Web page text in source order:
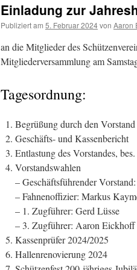
Einladung zur
Publiziert am 5. Februar 2024von Aaron
an die Mitglieder des
Mitgliederversammlung am
Tagesordnung:
Begrüßung durch den Vorstand
Geschäfts- und Kassenbericht
Entlastung des Vorstandes,
Vorstandswahlen
– Geschäftsführender
– Fahnenoffizier: Markus
– 1. Zugführer: Gerd Lüsse
– 3. Zugführer: Aaron Eickhoff
Kassenprüfer 2024/2025
Hallenrenovierung 2024